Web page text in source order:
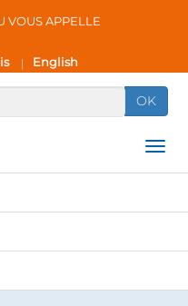
VOUS APPELLE
| English
OK